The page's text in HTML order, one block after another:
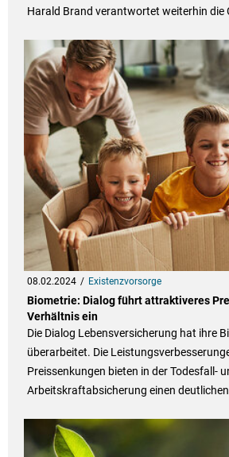
Harald Brand verantwortet weiterhin die
08.02.2024 Existenzvorsorge
Biometrie: Dialog führt attraktiveres
Verhältnis ein
Die Dialog Lebensversicherung hat ihre
überarbeitet. Die
Preissenkungen bieten in der Todesfall-
Arbeitskraftabsicherung einen